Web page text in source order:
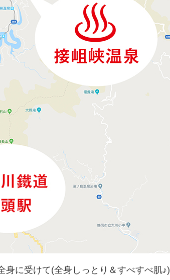
身に受けて(全身しっとり＆すべすべ肌♪)